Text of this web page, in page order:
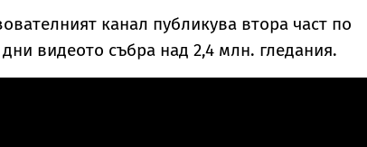
канал публикува втора част по
видеото събра над 2,4 млн. гледания.